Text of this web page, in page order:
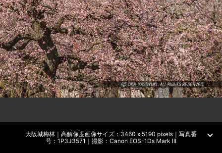
大阪城梅林｜高解像度画像サイズ：3460 x 5190 pixels｜写真番
号：1P3J3571｜撮影：Canon EOS-1Ds Mark III